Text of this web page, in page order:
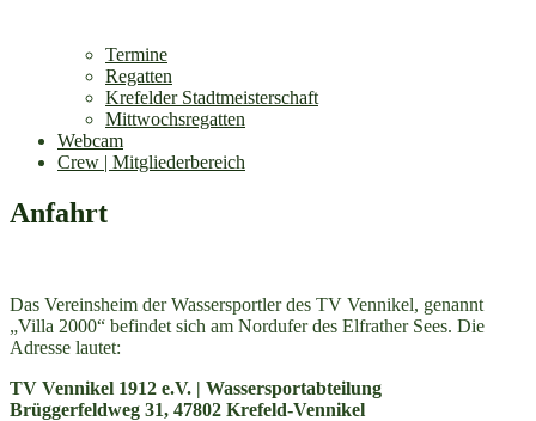
Termine
Regatten
Krefelder Stadtmeisterschaft
Mittwochsregatten
Webcam
Crew | Mitgliederbereich
Anfahrt
Das Vereinsheim der Wassersportler des TV Vennikel, genannt
„Villa 2000“ befindet sich am Nordufer des Elfrather Sees. Die
Adresse lautet:
TV Vennikel 1912 e.V. | Wassersportabteilung
Brüggerfeldweg 31, 47802 Krefeld-Vennikel